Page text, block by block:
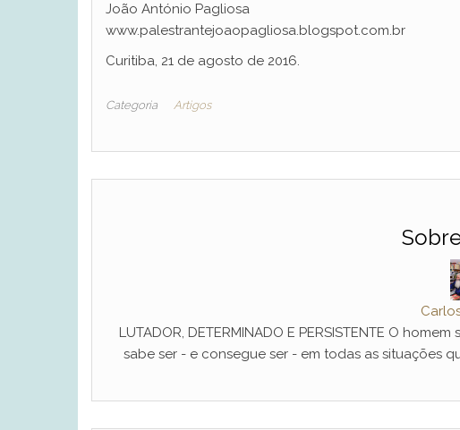
João António Pagliosa
www.palestrantejoaopagliosa.blogspot.com.br
Curitiba, 21 de agosto de 2016.
Categoria Artigos
LUTADOR, DETERMINADO E PERSISTENTE O
sabe ser - e consegue ser - em todas as situações